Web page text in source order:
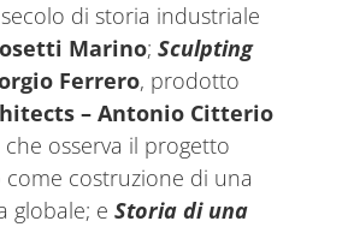
di storia industriale
Marino; Sculpting
Ferrero, prodotto
– Antonio Citterio
che osserva il progetto
costruzione di una
globale; e Storia di una